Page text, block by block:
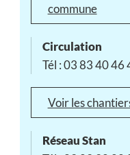
commune
Circulation
Tél : 03 83 40 46
Voir les
Réseau Stan